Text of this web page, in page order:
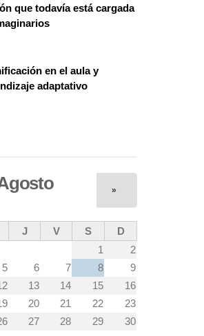
que todavía está cargada
en el aula y
adaptativo
»
J V S
D
1
2
5 6 7 8
9
13 14 15
16
20 21 22
23
27 28 29
30